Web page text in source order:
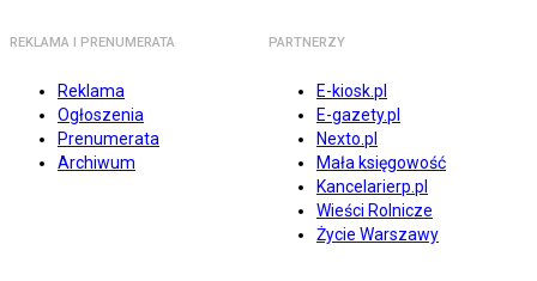
REKLAMA I PRENUMERATA
Reklama
Ogłoszenia
Prenumerata
Archiwum
PARTNERZY
E-kiosk.pl
E-gazety.pl
Nexto.pl
Mała księgowość
Kancelarierp.pl
Wieści Rolnicze
Życie Warszawy